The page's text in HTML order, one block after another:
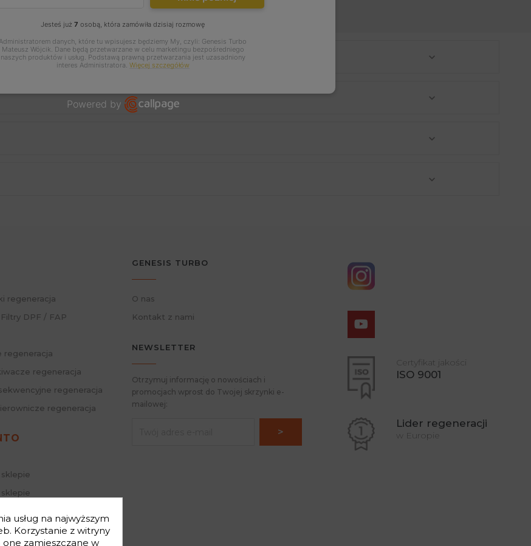
regeneracja
DPF / FAP
regeneracja
regeneracja
regeneracja
regeneracja
GENESIS TURBO
O nas
Kontakt z nami
NEWSLETTER
Otrzymuj informację o nowościach i
promocjach wprost do Twojej skrzynki e-
mailowej:
Certyfikat jakości
ISO 9001
Lider regeneracji
w Europie
usług na najwyższym
Korzystanie z witryny
zamieszczane w
Jesteś już 7 osobą, która zamówiła dzisiaj rozmowę
Administratorem danych, które tu wpisujesz będziemy My, czyli: Genesis Turbo
Mateusz Wójcik. Dane będą przetwarzane w celu marketingu bezpośredniego
naszych produktów i usług. Podstawą prawną przetwarzania jest uzasadniony
interes Administratora. Więcej szczegółów
Powered by